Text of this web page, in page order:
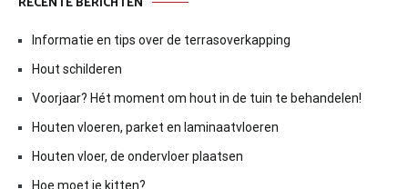
Informatie en tips over de terrasoverkapping
Hout schilderen
Voorjaar? Hét moment om hout in de tuin te behandelen!
Houten vloeren, parket en laminaatvloeren
Houten vloer, de ondervloer plaatsen
Hoe moet je kitten?